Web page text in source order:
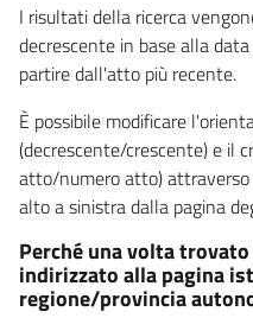
I risultati della ricerca
decrescente in base alla
partire dall'atto più recente.
È possibile modificare
(decrescente/crescente) e il
atto/numero atto)
alto a sinistra dalla pagina
Perché una volta
indirizzato alla pagina
regione/provincia